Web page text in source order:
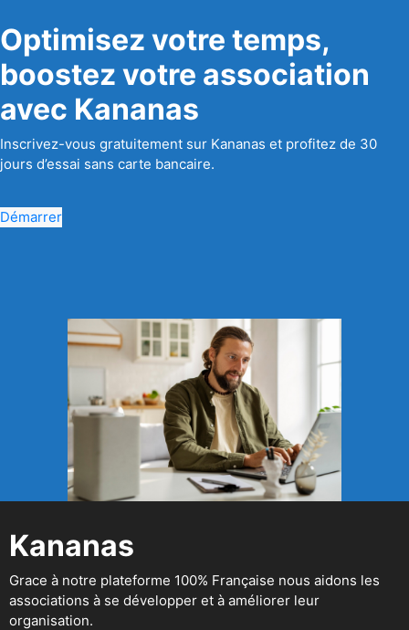
Optimisez votre temps,
boostez votre association
avec Kananas
Inscrivez-vous gratuitement sur Kananas et profitez de 30
jours d’essai sans carte bancaire.
Démarrer
Kananas
Grace à notre plateforme 100% Française nous aidons les
associations à se développer et à améliorer leur
organisation.